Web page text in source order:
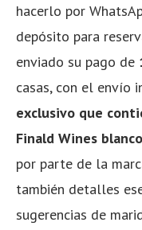
hacerlo por
depósito para
enviado su pago de
casas, con el envío
exclusivo que
Finald Wines
por parte de la
también detalles
sugerencias de